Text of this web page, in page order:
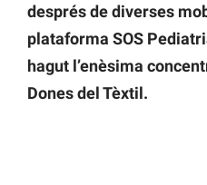
després de diverses
plataforma SOS
hagut l’enèsima
Dones del Tèxtil.